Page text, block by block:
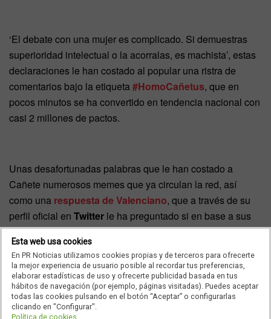
‘El debate con una mujer es complicado. Si demuestras
superioridad intelectual o la acorralas, es machista’, estas
declaraciones le han costado al popular una ristra de
comentarios bajo la etiqueta#HomoCañetus, que en
pocos minutos se ha convertido en tendencia nacional con
casi 2 millones de pactos.
Unas desafortunadas palabras que le han costado a
Cañete numerosos memes que ya circulan la red, así
como una respuesta de Valenciano, que a través de su
perfil oficial en Twitter le ha preguntado si en base a sus
argumentos hay que expulsar a las mujeres de los debate.
Esta web usa cookies
En PR Noticias utilizamos cookies propias y de terceros para ofrecerte
la mejor experiencia de usuario posible al recordar tus preferencias,
elaborar estadísticas de uso y ofrecerte publicidad basada en tus
hábitos de navegación (por ejemplo, páginas visitadas). Puedes aceptar
todas las cookies pulsando en el botón “Aceptar” o configurarlas
clicando en "Configurar".
Política de cookies